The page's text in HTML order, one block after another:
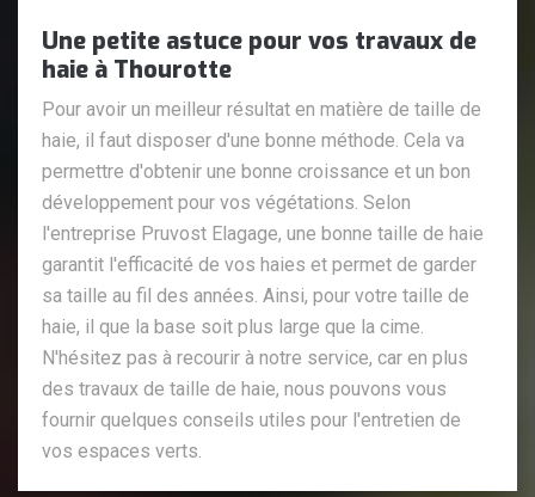
Une petite astuce pour vos travaux de
haie à Thourotte
Pour avoir un meilleur résultat en matière de taille de
haie, il faut disposer d'une bonne méthode. Cela va
permettre d'obtenir une bonne croissance et un bon
développement pour vos végétations. Selon
l'entreprise Pruvost Elagage, une bonne taille de haie
garantit l'efficacité de vos haies et permet de garder
sa taille au fil des années. Ainsi, pour votre taille de
haie, il que la base soit plus large que la cime.
N'hésitez pas à recourir à notre service, car en plus
des travaux de taille de haie, nous pouvons vous
fournir quelques conseils utiles pour l'entretien de
vos espaces verts.